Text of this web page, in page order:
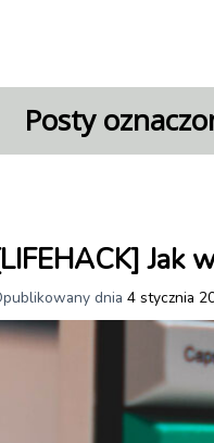
Posty
Jak
dnia 4 stycznia